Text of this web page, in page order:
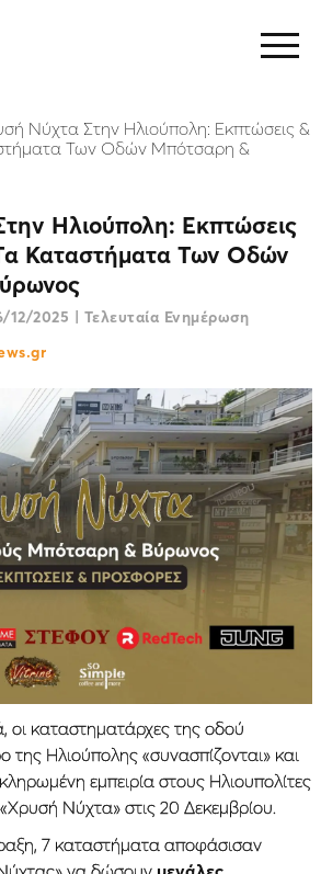
Νύχτα Στην Ηλιούπολη: Εκπτώσεις &
Των Οδών Μπότσαρη &
Ηλιούπολη: Εκπτώσεις
Καταστήματα Των Οδών
12/2025 | Τελευταία Ενημέρωση
οι καταστηματάρχες της οδού
Ηλιούπολης «συνασπίζονται» και
εμπειρία στους Ηλιουπολίτες
Νύχτα» στις 20 Δεκεμβρίου.
7 καταστήματα αποφάσισαν